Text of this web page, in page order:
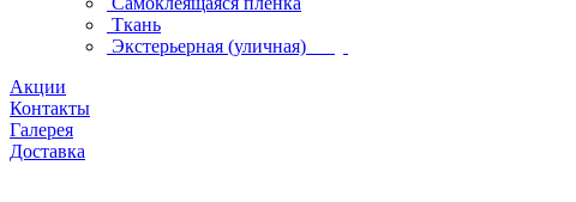
Ткань
Экстерьерная (уличная)
Акции
Контакты
Галерея
Доставка